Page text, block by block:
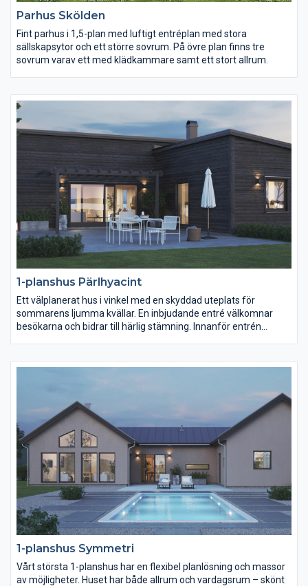
Parhus Skölden
Fint parhus i 1,5-plan med luftigt entréplan med stora
sällskapsytor och ett större sovrum. På övre plan finns tre
sovrum varav ett med klädkammare samt ett stort allrum.
1-planshus Pärlhyacint
Ett välplanerat hus i vinkel med en skyddad uteplats för
sommarens ljumma kvällar. En inbjudande entré välkomnar
besökarna och bidrar till härlig stämning. Innanför entrén
barn-/ungdomsdelen med eget allrum. Föräldrasovrummet har
1-planshus Symmetri
Vårt största 1-planshus har en flexibel planlösning och massor
av möjligheter. Huset har både allrum och vardagsrum – skönt